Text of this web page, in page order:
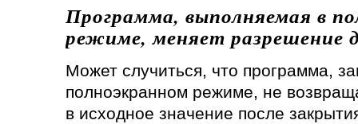
Программа, выполняемая в
режиме, меняет разрешение
Может случиться, что программа,
полноэкранном режиме, не
в исходное значение после